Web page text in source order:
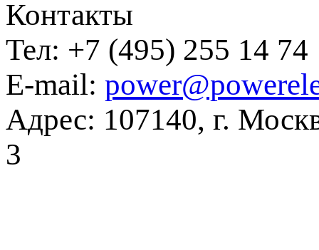
Контакты
Тел: +7 (495) 255 14 74
E-mail:
Адрес: 107140, г.
3